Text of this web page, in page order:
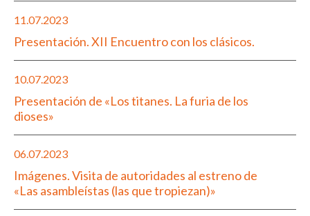
11.07.2023
Presentación. XII Encuentro con los clásicos.
10.07.2023
Presentación de «Los titanes. La furia de los
dioses»
06.07.2023
Imágenes. Visita de autoridades al estreno de
«Las asambleístas (las que tropiezan)»